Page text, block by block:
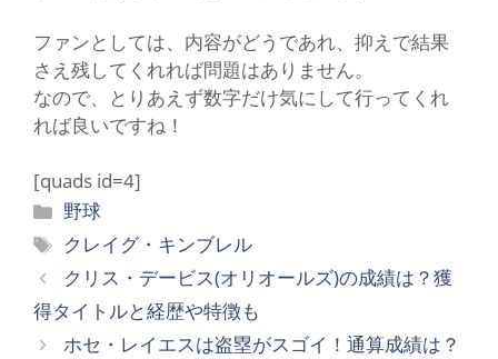
ファンとしては、内容がどうであれ、抑えで結果
さえ残してくれれば問題はありません。
なので、とりあえず数字だけ気にして行ってくれ
れば良いですね！
[quads id=4]
カ
テ
リ
ー
野球
タ
グ
クレイグ・キンブレル
クリス・デービス(オリオールズ)の成績は？獲
得タイトルと経歴や特徴も
ホセ・レイエスは盗塁がスゴイ！通算成績は？